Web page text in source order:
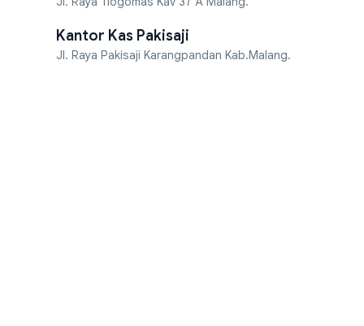
Kantor Kas Pakisaji
Jl. Raya Pakisaji Karangpandan Kab.Malang.